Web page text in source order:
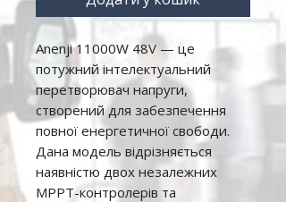
Anenji 11000W 48V — це
потужний інтелектуальний
перетворювач напруги,
створений для забезпечення
повної енергетичної свободи.
Дана модель відрізняється
наявністю двох незалежних
MPPT-контролерів та